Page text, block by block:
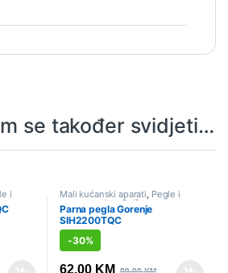
se također svidjeti…
i Mali kućanski aparati, Pegle i
parne stanice ,Sniženo
Parna pegla Gorenje
SIH2200TQC
-30%
62.00 KM 89.00KM